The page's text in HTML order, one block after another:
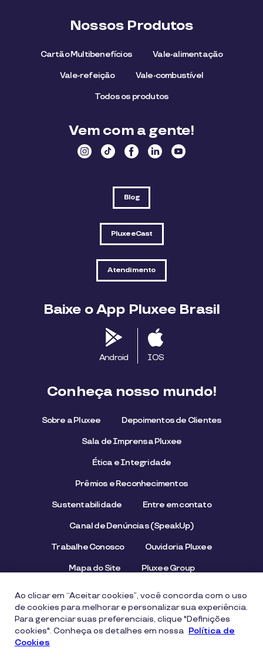
Nossos Produtos
Cartão Multibenefícios Vale-alimentação
Vale-refeição Vale-combustível
Todos os produtos
Vem com a gente!
Blog
PluxeeCast
Atendimento
Baixe o App Pluxee Brasil
Android IOS
Conheça nosso mundo!
Sobre a Pluxee Depoimentos de Clientes
Sala de Imprensa Pluxee
Ética e Integridade
Prêmios e Reconhecimentos
Sustentabilidade Entre em contato
Canal de Denúncias (SpeakUp)
Trabalhe Conosco Ouvidoria Pluxee
Mapa do Site Pluxee Group
Aviso de Privacidade Termos de uso
Ao clicar em “Aceitar cookies”, você concorda com o uso
de cookies para melhorar e personalizar sua experiência.
Para gerenciar suas preferenciais, clique "Definições
cookies". Conheça os detalhes em nossa Política de
Cookies